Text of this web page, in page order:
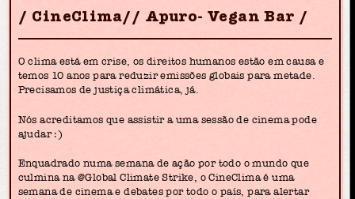
CineClima// Apuro- Vegan Bar
O clima está em crise, os direitos humanos estão em causa e
temos 10 anos para reduzir emissões globais para metade.
Precisamos de justiça climática, já.
Nós acreditamos que assistir a uma sessão de cinema pode
ajudar :)
Enquadrado numa semana de ação por todo o mundo que
culmina na @Global Climate Strike, o CineClima é uma
semana de cinema e debates por todo o país, para alertar